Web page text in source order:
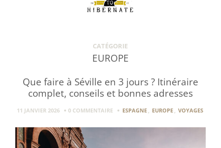
CATÉGORIE
EUROPE
Que faire à Séville en 3 jours ? Itinéraire
complet, conseils et bonnes adresses
11 JANVIER 2026 0 COMMENTAIRE ESPAGNE EUROPE VOYAGES